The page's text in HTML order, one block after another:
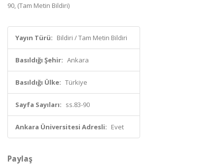
90, (Tam Metin Bildiri)
Yayın Türü: Bildiri / Tam Metin Bildiri
Basıldığı Şehir: Ankara
Basıldığı Ülke: Türkiye
Sayfa Sayıları: ss.83-90
Ankara Üniversitesi Adresli: Evet
Paylaş